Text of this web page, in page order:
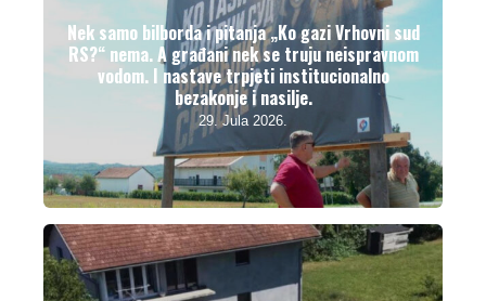
Nek samo bilborda i pitanja „Ko gazi Vrhovni sud
RS?“ nema. A građani nek se truju neispravnom
vodom. I nastave trpjeti institucionalno
bezakonje i nasilje.
29. Jula 2026.